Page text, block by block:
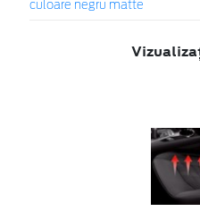
culoare negru matte